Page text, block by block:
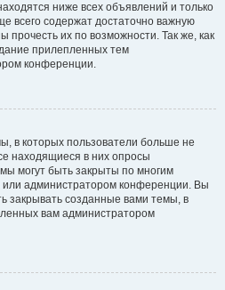
ниже всех объявлений и только
всего содержат достаточно важную
их по возможности. Так же, как
прилепленных тем
конференции.
в которых пользователи больше не
находящиеся в них опросы
могут быть закрыты по многим
администратором конференции. Вы
закрывать созданные вами темы, в
вам администратором